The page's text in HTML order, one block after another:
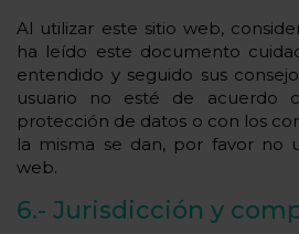
Al utilizar este sitio web,
ha leído este documento
entendido y seguido sus
usuario no esté de acuerdo
protección de datos o con los
la misma se dan, por favor no
web.
6.- Jurisdicción y